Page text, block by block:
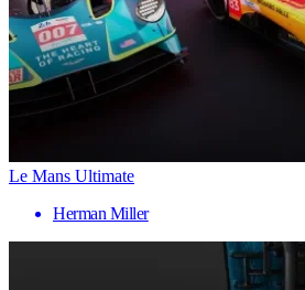
Le Mans Ultimate
Herman Miller